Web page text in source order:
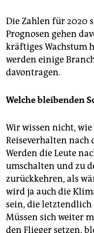
Die Zahlen für 2020
Prognosen gehen
kräftiges Wachstum
werden einige
davontragen.
Welche bleibenden
Wir wissen nicht,
Reiseverhalten nach
Werden die Leute
umschalten und zu
zurückkehren, als
wird ja auch die
sein, die
Müssen sich weiter
den Flieger setzen,